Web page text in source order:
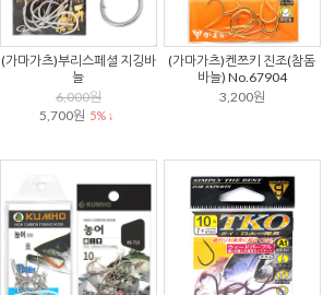
(가마가츠)부리스페셜 지깅바
늘
6,000원
5,700원 5% ↓
(가마가츠)켄쯔키 진조(참돔
바늘) No.67904
3,200원